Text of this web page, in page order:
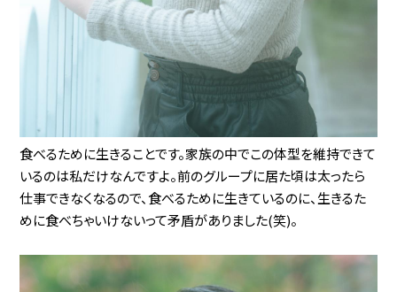
食べるために生きることです。家族の中でこの体型を維持できて
いるのは私だけなんですよ。前のグループに居た頃は太ったら
仕事できなくなるので、食べるために生きているのに、生きるた
めに食べちゃいけないって矛盾がありました(笑)。